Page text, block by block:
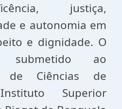
justiça,
e autonomia em
e dignidade. O
ao
de Ciências de
Superior